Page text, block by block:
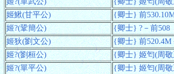
姬鰍(甘平公)
{卿士} 前
姬?(鞏簡公)
{卿士} ?－前508
姬狄(劉文公)
{卿士} 前520.4M
姬?(劉桓公)
{卿士} 姬匄(周敬
姬?(單平公)
{卿士} 姬匄(周敬